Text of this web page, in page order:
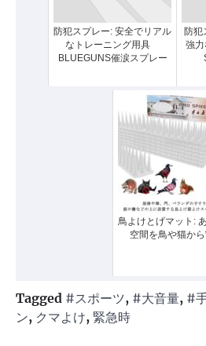
防犯スプレー: 安全でリアル
なトレーニング用具
BLUEGUNS催涙スプレー
防犯
強
鳥よけとげマット:
空間を鳥や猫か
Tagged #スポーツ, #大音量, #
ン, クマよけ, 緊急時